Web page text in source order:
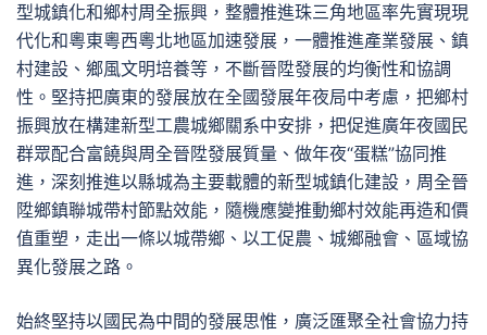
型城鎮化和鄉村周全振興，整體推進珠三角地區率先實現現
代化和粵東粵西粵北地區加速發展，一體推進產業發展、鎮
村建設、鄉風文明培養等，不斷晉陞發展的均衡性和協調
性。堅持把廣東的發展放在全國發展年夜局中考慮，把鄉村
振興放在構建新型工農城鄉關系中安排，把促進廣年夜國民
群眾配合富饒與周全晉陞發展質量、做年夜“蛋糕”協同推
進，深刻推進以縣城為主要載體的新型城鎮化建設，周全晉
陞鄉鎮聯城帶村節點效能，隨機應變推動鄉村效能再造和價
值重塑，走出一條以城帶鄉、以工促農、城鄉融會、區域協
異化發展之路。
始終堅持以國民為中間的發展思惟，廣泛匯聚全社會協力持